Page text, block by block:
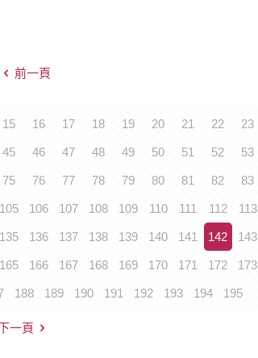
前一頁
15 16 17 18 19 20 21 22 23
45 46 47 48 49 50 51 52 53
75 76 77 78 79 80 81 82 83
105 106 107 108 109 110 111 112 113
135 136 137 138 139 140 141 142 143
165 166 167 168 169 170 171 172 173
188 189 190 191 192 193 194 195
一頁